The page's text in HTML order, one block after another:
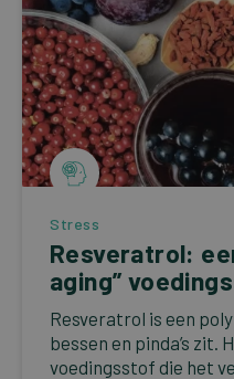
Stress
Resveratrol:
aging”
Resveratrol is een
bessen en pinda’s zit.
voedingsstof die het